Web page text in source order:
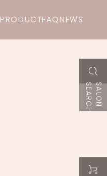
PRODUCTFAQNEWS
S
A
L
O
N
S
E
A
R
C
H